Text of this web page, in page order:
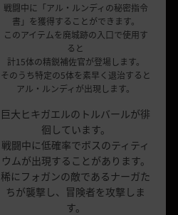
戦闘中に「アル・ルンディの秘密指令
書」を獲得することができます。
このアイテムを廃城跡の入口で使用す
ると
計15体の精鋭補佐官が登場します。
そのうち特定の5体を素早く退治すると
アル・ルンディが出現します。
巨大ヒキガエルのトルバールが徘
徊しています。
戦闘中に低確率でボスのティティ
ウムが出現することがあります。
稀にフォガンの敵であるナーガた
ちが襲撃し、冒険者を攻撃しま
す。